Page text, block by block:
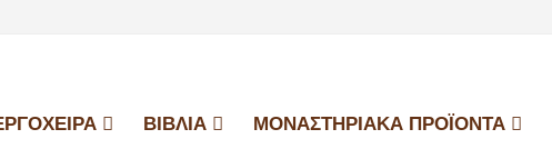
ΒΙΒΛΙΑ ΜΟΝΑΣΤΗΡΙΑΚΑ ΠΡΟΪΟΝΤΑ